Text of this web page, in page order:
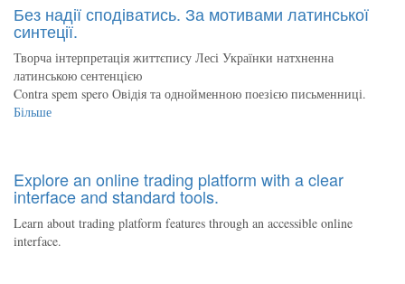
Без надії сподіватись. За мотивами латинської
синтеції.
Творча інтерпретація життєпису Лесі Українки натхненна
латинською сентенцією
Contra spem spero Овідія та однойменною поезією письменниці.
Більше
Explore an online trading platform with a clear
interface and standard tools.
Learn about trading platform features through an accessible online
interface.